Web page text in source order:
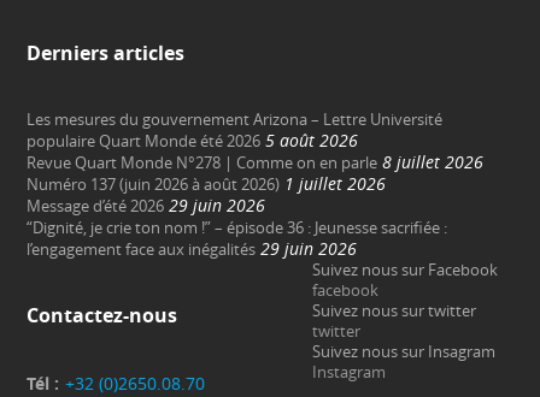
Derniers articles
Les mesures du gouvernement Arizona – Lettre Université
populaire Quart Monde été 2026 5 août 2026
Revue Quart Monde N°278 | Comme on en parle 8 juillet 2026
Numéro 137 (juin 2026 à août 2026) 1 juillet 2026
Message d’été 2026 29 juin 2026
“Dignité, je crie ton nom !” – épisode 36 : Jeunesse sacrifiée :
l’engagement face aux inégalités 29 juin 2026
Contactez-nous
Tél : +32 (0)2650.08.70
Suivez nous sur Facebook
facebook
Suivez nous sur twitter
twitter
Suivez nous sur Insagram
Instagram